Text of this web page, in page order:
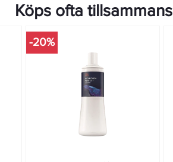
Köps ofta tillsammans
-20%